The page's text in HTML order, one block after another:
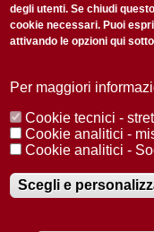
Accetto laPrivacy
Redazione Copyright
© 2025 Università di
Registrazione presso il
2012
degli utenti. Se chiudi
cookie necessari. Puoi
attivando le opzioni qui
Per maggiori
Cookie tecnici -
Cookie analitici -
Cookie analitici -
Scegli e